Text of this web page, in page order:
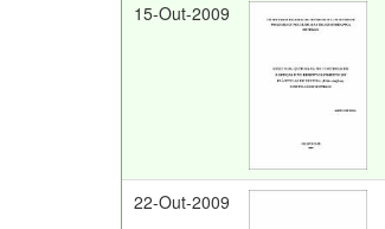
15-Out-2009
22-Out-2009